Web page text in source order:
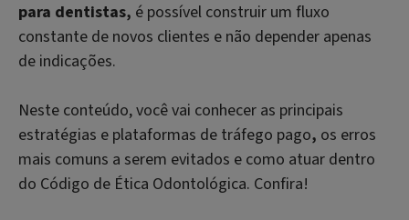
para dentistas, é possível construir um fluxo
constante de novos clientes e não depender apenas
de indicações.
Neste conteúdo, você vai conhecer as principais
estratégias e plataformas de tráfego pago, os erros
mais comuns a serem evitados e como atuar dentro
do Código de Ética Odontológica. Confira!